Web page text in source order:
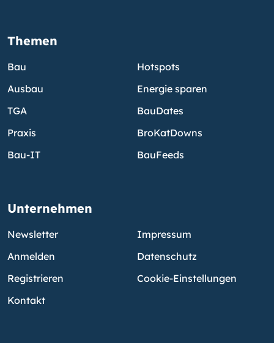
Themen
Bau
Ausbau
TGA
Praxis
Bau-IT
Hotspots
Energie sparen
BauDates
BroKatDowns
BauFeeds
Unternehmen
Newsletter
Anmelden
Registrieren
Kontakt
Impressum
Datenschutz
Cookie-Einstellungen